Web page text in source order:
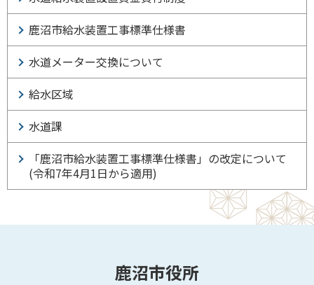
鹿沼市給水装置工事標準仕様書
水道メーター交換について
給水区域
水道課
「鹿沼市給水装置工事標準仕様書」の改定について
(令和7年4月1日から適用)
鹿沼市役所